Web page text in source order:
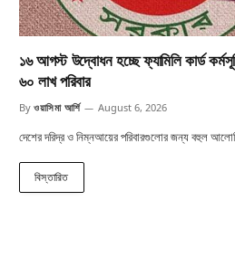
১৬ আগস্ট উদ্বোধন হচ্ছে ফ্যামিলি কার্ড
৬০ লাখ পরিবার
By ওয়াসিমা আর্শি August 6, 2026
দেশের দরিদ্র ও নিম্নআয়ের পরিবারগুলোর জন্য বহুল
বিস্তারিত